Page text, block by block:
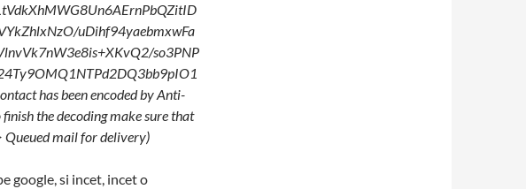
uDihf94yaebmxwFa
so3PNP
has been encoded by Anti-
the decoding make sure that
Queued mail for delivery)
google, si incet, incet o